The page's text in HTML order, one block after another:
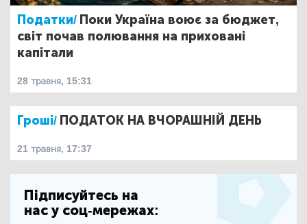
Податки/ Поки Україна воює за бюджет,
світ почав полювання на приховані
капітали
28 травня, 15:31
Гроші/ ПОДАТОК НА ВЧОРАШНІЙ ДЕНЬ
21 травня, 17:37
Підписуйтесь на
нас у соц-мережах: